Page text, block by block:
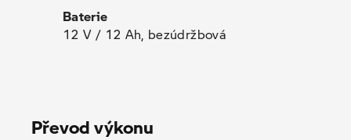
Baterie
12 V / 12 Ah, bezúdržbová
Převod výkonu